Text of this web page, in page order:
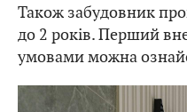
Також забудовник
до 2 років. Перший
умовами можна